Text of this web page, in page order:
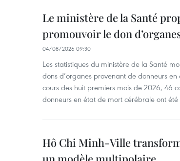
Le ministère de la Santé
promouvoir le don
04/08/2026 09:30
Les statistiques du ministère de la Santé
dons d’organes provenant de donneurs
cours des huit premiers mois de 2026, 46
donneurs en état de mort cérébrale ont
Hô Chi Minh-Ville